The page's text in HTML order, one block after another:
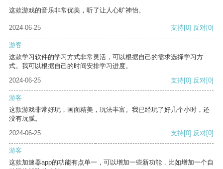
这款游戏的音乐非常优美，听了让人心旷神怡。
2024-06-25 支持[0] 反对[0]
游客
这款学习软件的学习方式非常灵活，可以根据自己的需求选择学习方
式。我可以根据自己的时间安排学习进度。
2024-06-25
支持[0] 反对[0]
游客
这款游戏非常好玩，画面精美，玩法丰富。我已经玩了好几个小时，还
没有玩腻。
2024-06-25
支持[0] 反对[0]
游客
这款加速器app的功能有点单一，可以增加一些新功能，比如增加一个自